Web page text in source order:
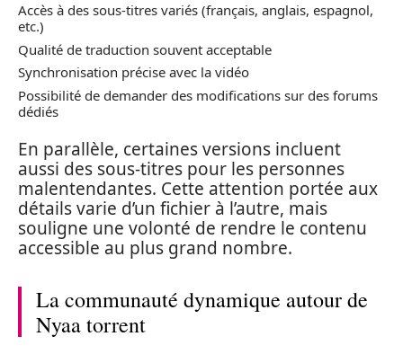
Accès à des sous-titres variés (français, anglais, espagnol,
etc.)
Qualité de traduction souvent acceptable
Synchronisation précise avec la vidéo
Possibilité de demander des modifications sur des forums
dédiés
En parallèle, certaines versions incluent
aussi des sous-titres pour les personnes
malentendantes. Cette attention portée aux
détails varie d’un fichier à l’autre, mais
souligne une volonté de rendre le contenu
accessible au plus grand nombre.
La communauté dynamique autour de
Nyaa torrent